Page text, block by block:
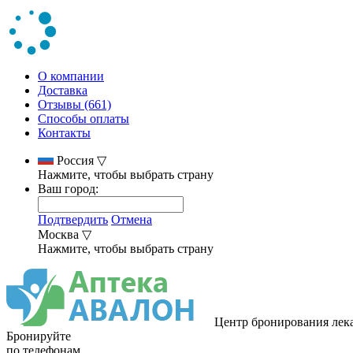
О компании
Доставка
Отзывы (661)
Способы оплаты
Контакты
Россия ▽
Нажмите, чтобы выбрать страну
Ваш город:
Подтвердить Отмена
Москва ▽
Нажмите, чтобы выбрать страну
Центр бронирования
Бронируйте
по телефонам